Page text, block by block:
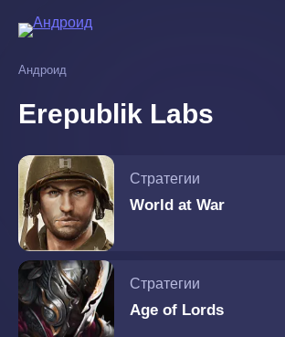
основному
Андроид
Erepublik Labs
Стратегии
World at War
Стратегии
Age of Lords